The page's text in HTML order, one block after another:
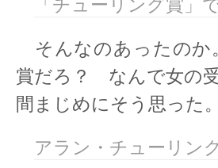
そんなのあったのか
賞だろ？ なんで女の
間まじめにそう思った。
アラン・チューリン